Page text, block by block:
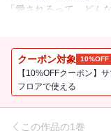
「愛されるって、どん
呪われた王女×美貌の
書き下ろし番外編収録
2025年6月コミカライ
クーポン対象 10%OFF
【10%OFFクーポン】
フロアで使える
この作品の1巻